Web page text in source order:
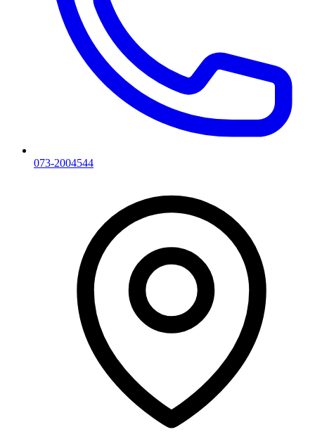
073-2004544